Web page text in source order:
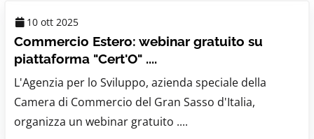
10 ott 2025
Commercio Estero: webinar gratuito su
piattaforma "Cert'O" ....
L'Agenzia per lo Sviluppo, azienda speciale della
Camera di Commercio del Gran Sasso d'Italia,
organizza un webinar gratuito ....